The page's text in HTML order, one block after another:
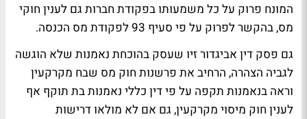
המונח פרוק על כל משמעותו בפקודת חברות גם לענין חוקי
מס, בהקשר לפרוק על פי סעיף 93 לפקודת מס הכנסה.
גם פסק דין אביגדור זיו שעסק בהוכחת נאמנות שלא הוגשה
לגביה הצהרה, הרחיב את פרשנות חוק מס שבח מקרקעין
וראה בנאמנות תקפה על פי דין כללי נאמנות בת תוקף אף
לענין חוק מיסוי מקרקעין, גם אם לא מולאו דרישות